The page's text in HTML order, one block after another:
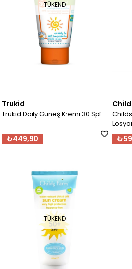
TÜKENDI
Trukid
Trukid Daily Güneş Kremi 30 Spf
₺449,90
TÜKENDI